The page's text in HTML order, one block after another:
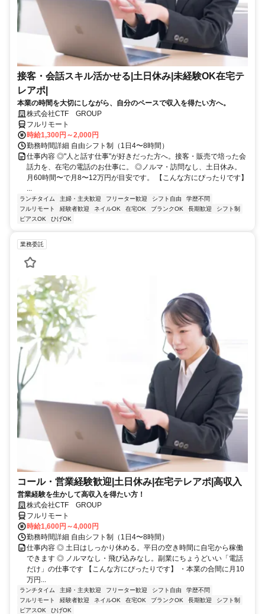
接客・会話スキル活かせる|土日休み|未経験OK在宅テ
レアポ|
本業の時間を大切にしながら、自分のペースで収入を得たい方へ。
株式会社CTF GROUP
フルリモート
時給1,300円～2,000円
勤務時間詳細 自由シフト制（1日4〜8時間）
仕事内容 ◎"人と話す仕事"が好きだった方へ。接客・販売で培った会
話力を、在宅の電話のお仕事に。 ◎ノルマ・訪問なし、土日休み。
月60時間〜で月8〜12万円が目安です。 【こんな方にぴったりです】
...
ランチタイム 主婦・主夫歓迎 フリーター歓迎 シフト自由
学歴不問
フルリモート
経験者歓迎 ネイルOK 在宅OK ブランクOK 長期歓迎
シフト制
ピアスOK
ひげOK
業務委託
コール・営業経験歓迎|土日休み|在宅テレアポ|高収入
営業経験を生かして高収入を得たい方！
株式会社CTF GROUP
フルリモート
時給1,600円～4,000円
勤務時間詳細 自由シフト制（1日4〜8時間）
仕事内容 ◎ 土日はしっかり休める。平日の空き時間に自宅から稼働
できます ◎ ノルマなし・飛び込みなし。副業にちょうどいい「電話
だけ」の仕事です 【こんな方にぴったりです】 ・本業の合間に月10
万円...
ランチタイム 主婦・主夫歓迎 フリーター歓迎 シフト自由
学歴不問
フルリモート
経験者歓迎 ネイルOK 在宅OK ブランクOK 長期歓迎
シフト制
ピアスOK
ひげOK